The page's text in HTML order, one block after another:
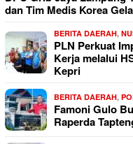
dan Tim Medis Korea
BERITA DAERAH,
PLN Perkuat
Kerja melalui
Kepri
BERITA DAERAH,
Famoni Gulo
Raperda